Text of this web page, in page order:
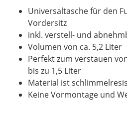
Universaltasche für den
Vordersitz
inkl. verstell- und
Volumen von ca. 5,2 Liter
Perfekt zum verstauen
bis zu 1,5 Liter
Material ist
Keine Vormontage und